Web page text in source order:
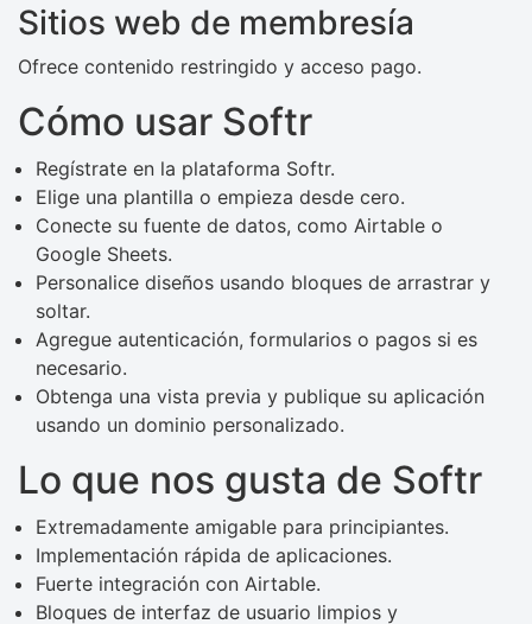
Sitios web de membresía
Ofrece contenido restringido y acceso pago.
Cómo usar Softr
Regístrate en la plataforma Softr.
Elige una plantilla o empieza desde cero.
Conecte su fuente de datos, como Airtable o
Google Sheets.
Personalice diseños usando bloques de arrastrar y
soltar.
Agregue autenticación, formularios o pagos si es
necesario.
Obtenga una vista previa y publique su aplicación
usando un dominio personalizado.
Lo que nos gusta de Softr
Extremadamente amigable para principiantes.
Implementación rápida de aplicaciones.
Fuerte integración con Airtable.
Bloques de interfaz de usuario limpios y